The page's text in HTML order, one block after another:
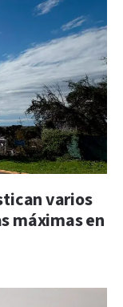
varios
máximas en